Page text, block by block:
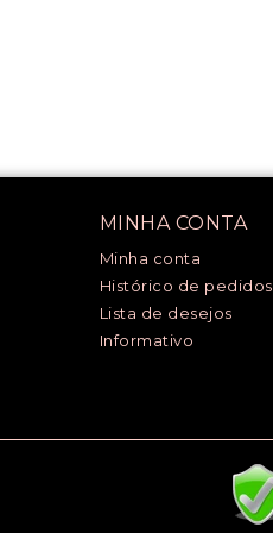
MINHA CONTA
Minha conta
Histórico de pedidos
Lista de desejos
Informativo